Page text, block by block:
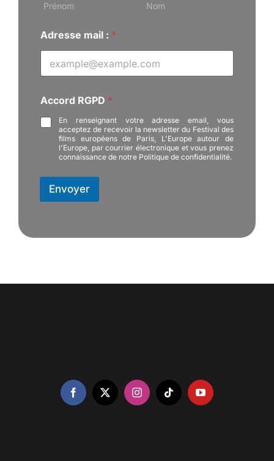
N
m
Prénom Nom
Adresse mail : *
Accord RGPD *
En renseignant votre adresse email, vous
acceptez de recevoir la newsletter du Festival des
films européens de Paris, L'Europe autour de
l'Europe, par courrier électronique et vous prenez
connaissance de notre Politique de confidentialité.
Envoyer